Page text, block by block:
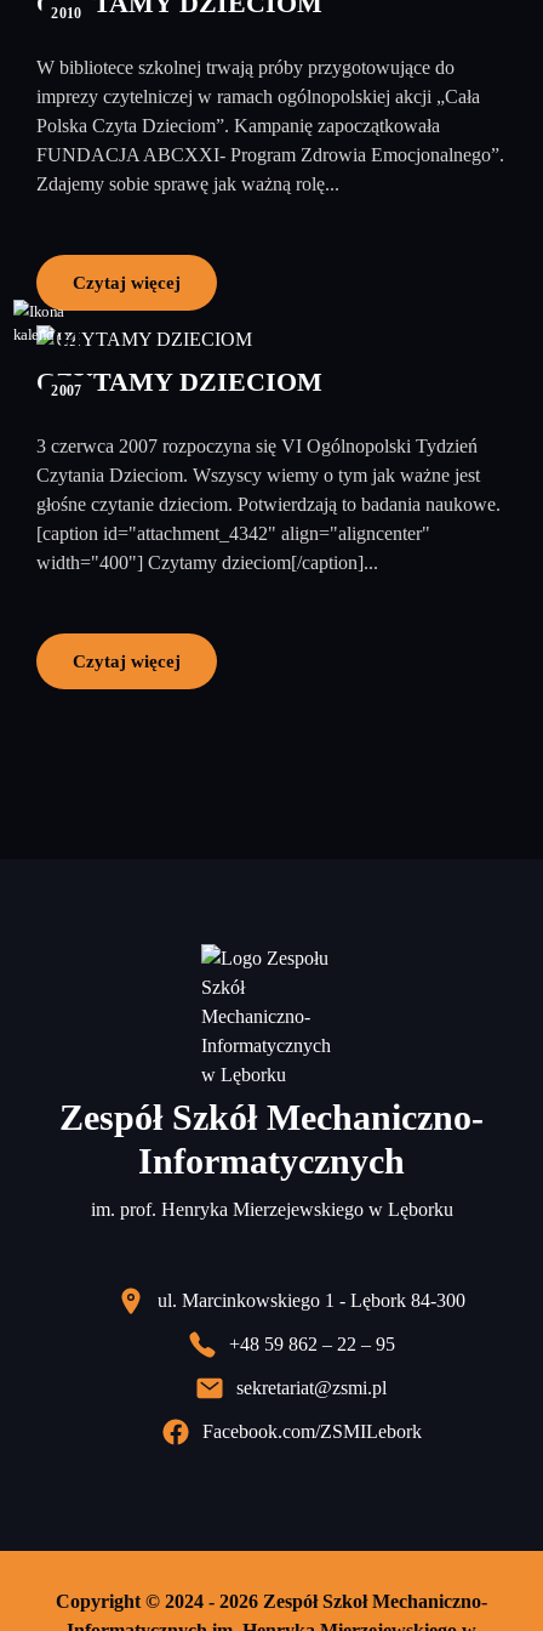
2010
W bibliotece szkolnej trwają próby przygotowujące do
imprezy czytelniczej w ramach ogólnopolskiej akcji „Cała
Polska Czyta Dzieciom”. Kampanię zapoczątkowała
FUNDACJA ABCXXI- Program Zdrowia Emocjonalnego”.
Zdajemy sobie sprawę jak ważną rolę...
Czytaj więcej
04
2007
CZYTAMY DZIECIOM
3 czerwca 2007 rozpoczyna się VI Ogólnopolski Tydzień
Czytania Dzieciom. Wszyscy wiemy o tym jak ważne jest
głośne czytanie dzieciom. Potwierdzają to badania naukowe.
[caption id="attachment_4342" align="aligncenter"
width="400"] Czytamy dzieciom[/caption]...
Czytaj więcej
Zespół Szkół Mechaniczno-
Informatycznych
im. prof. Henryka Mierzejewskiego w Lęborku
ul. Marcinkowskiego 1 - Lębork 84-300
+48 59 862 – 22 – 95
sekretariat@zsmi.pl
Facebook.com/ZSMILebork
Copyright © 2024 - 2026 Zespół Szkoł Mechaniczno-